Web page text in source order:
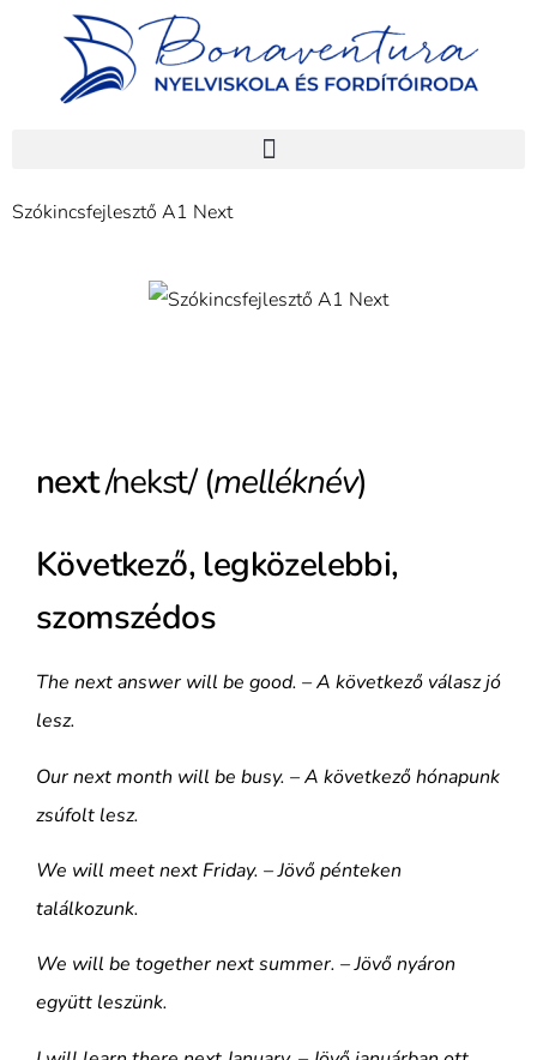
Szókincsfejlesztő A1 Next
next/nekst/ (melléknév)
Következő, legközelebbi,
szomszédos
The next answer will be good. – A következő válasz jó
lesz.
Our next month will be busy. – A következő hónapunk
zsúfolt lesz.
We will meet next Friday. – Jövő pénteken
találkozunk.
We will be together next summer. – Jövő nyáron
együtt leszünk.